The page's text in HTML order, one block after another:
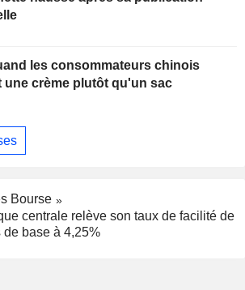
les consommateurs chinois
une crème plutôt qu'un sac
Bourse
centrale relève son taux de facilité de
base à 4,25%